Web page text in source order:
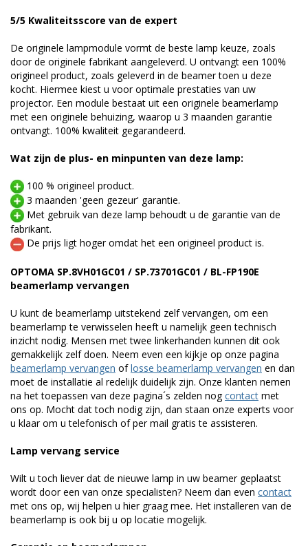
5/5 Kwaliteitsscore van de expert
De originele lampmodule vormt de beste lamp keuze, zoals
door de originele fabrikant aangeleverd. U ontvangt een 100%
origineel product, zoals geleverd in de beamer toen u deze
kocht. Hiermee kiest u voor optimale prestaties van uw
projector. Een module bestaat uit een originele beamerlamp
met een originele behuizing, waarop u 3 maanden garantie
ontvangt. 100% kwaliteit gegarandeerd.
Wat zijn de plus- en minpunten van deze lamp:
100 % origineel product.
3 maanden 'geen gezeur' garantie.
Met gebruik van deze lamp behoudt u de garantie van de
fabrikant.
De prijs ligt hoger omdat het een origineel product is.
OPTOMA SP.8VH01GC01 / SP.73701GC01 / BL-FP190E
beamerlamp vervangen
U kunt de beamerlamp uitstekend zelf vervangen, om een
beamerlamp te verwisselen heeft u namelijk geen technisch
inzicht nodig. Mensen met twee linkerhanden kunnen dit ook
gemakkelijk zelf doen. Neem even een kijkje op onze pagina
beamerlamp vervangen oflosse beamerlamp vervangen en dan
moet de installatie al redelijk duidelijk zijn. Onze klanten nemen
na het toepassen van deze pagina´s zelden nogcontact met
ons op. Mocht dat toch nodig zijn, dan staan onze experts voor
u klaar om u telefonisch of per mail gratis te assisteren.
Lamp vervang service
Wilt u toch liever dat de nieuwe lamp in uw beamer geplaatst
wordt door een van onze specialisten? Neem dan even contact
met ons op, wij helpen u hier graag mee. Het installeren van de
beamerlamp is ook bij u op locatie mogelijk.